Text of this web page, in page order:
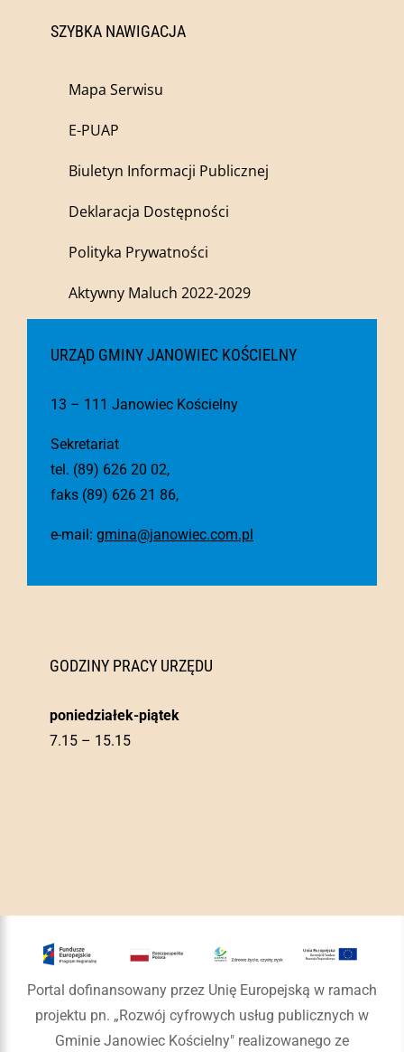
SZYBKA NAWIGACJA
Mapa Serwisu
E-PUAP
Biuletyn Informacji Publicznej
Deklaracja Dostępności
Polityka Prywatności
Aktywny Maluch 2022-2029
URZĄD GMINY JANOWIEC KOŚCIELNY
13 – 111 Janowiec Kościelny
Sekretariat
tel. (89) 626 20 02,
faks (89) 626 21 86,
e-mail: gmina@janowiec.com.pl
GODZINY PRACY URZĘDU
poniedziałek-piątek
7.15 – 15.15
Portal dofinansowany przez Unię Europejską w ramach
projektu pn. „Rozwój cyfrowych usług publicznych w
Gminie Janowiec Kościelny" realizowanego ze